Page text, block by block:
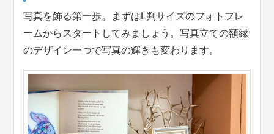
写真を飾る第一歩。まずはL判サイズのフォトフレ
ームからスタートしてみましょう。写真立ての額縁
のデザイン一つで写真の輝きも変わります。